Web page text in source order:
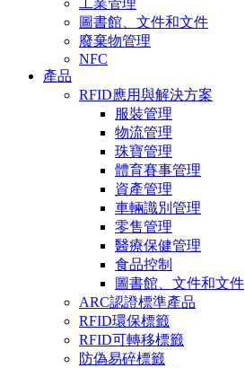
工業管理
圖書館、文件和文件
廢棄物管理
NFC
產品
RFID應用與解決方案
服裝管理
物流管理
珠寶管理
體育賽事管理
資產管理
車輛識別管理
零售管理
醫療保健管理
食品控制
圖書館、文件和文件
ARC認證標準產品
RFID環保標籤
RFID可轉移標籤
防偽易碎標籤